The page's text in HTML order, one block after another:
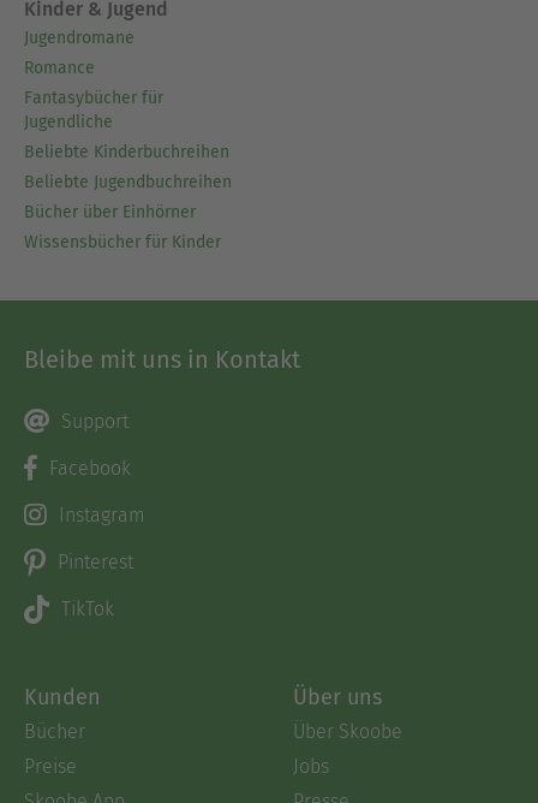
Kinder & Jugend
Jugendromane
Romance
Fantasybücher für
Jugendliche
Beliebte Kinderbuchreihen
Beliebte Jugendbuchreihen
Bücher über Einhörner
Wissensbücher für Kinder
Bleibe mit uns in Kontakt
Support
Facebook
Instagram
Pinterest
TikTok
Kunden
Bücher
Preise
Über uns
Über Skoobe
Jobs